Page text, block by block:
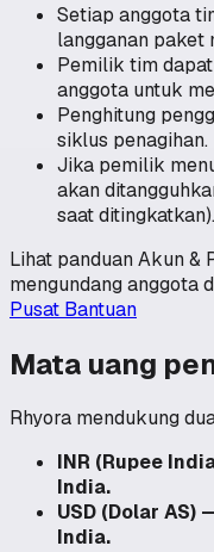
Setiap anggota
langganan paket
Pemilik tim
anggota untuk
Penghitung
siklus penagihan.
Jika pemilik
akan
saat ditingkatkan).
Lihat panduan Akun &
mengundang anggota
Pusat Bantuan
Mata uang
Rhyora mendukung
INR (Rupee
India.
USD (Dolar
India.